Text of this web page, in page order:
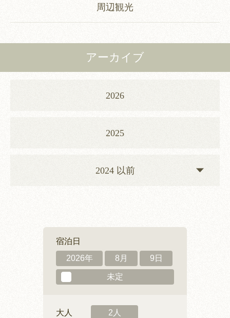
周辺観光
アーカイブ
2026
2025
2024 以前
宿泊日
2026年
8月 9日
未定
大人 2人